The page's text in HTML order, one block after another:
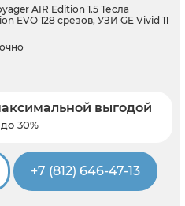
AIR Edition 1.5 Тесла
EVO 128 срезов, УЗИ GE Vivid 11
выгодой
30%
+7 (812) 646-47-13